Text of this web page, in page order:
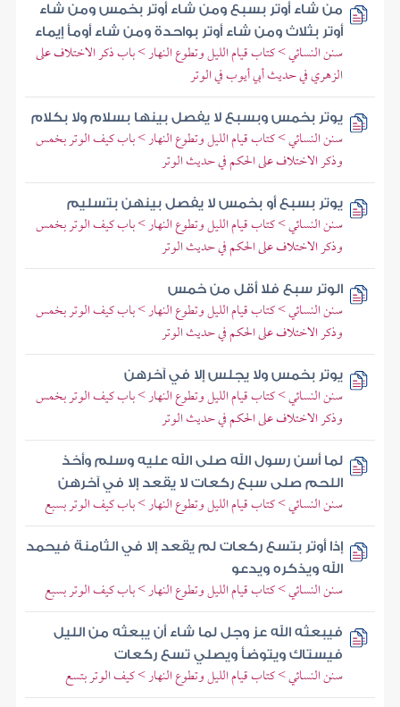
من شاء أوتر بسبع ومن شاء أوتر بخمس ومن شاء
أوتر بثلاث ومن شاء أوتر بواحدة ومن شاء أومأ إيماء
سنن النسائي > كتاب قيام الليل وتطوع النهار > باب ذكر الاختلاف على
الزهري في حديث أبي أيوب في الوتر
يوتر بخمس وبسبع لا يفصل بينها بسلام ولا بكلام
سنن النسائي > كتاب قيام الليل وتطوع النهار > باب كيف الوتر بخمس
وذكر الاختلاف على الحكم في حديث الوتر
يوتر بسبع أو بخمس لا يفصل بينهن بتسليم
سنن النسائي > كتاب قيام الليل وتطوع النهار > باب كيف الوتر بخمس
وذكر الاختلاف على الحكم في حديث الوتر
الوتر سبع فلا أقل من خمس
سنن النسائي > كتاب قيام الليل وتطوع النهار > باب كيف الوتر بخمس
وذكر الاختلاف على الحكم في حديث الوتر
يوتر بخمس ولا يجلس إلا في آخرهن
سنن النسائي > كتاب قيام الليل وتطوع النهار > باب كيف الوتر بخمس
وذكر الاختلاف على الحكم في حديث الوتر
لما أسن رسول الله صلى الله عليه وسلم وأخذ
اللحم صلى سبع ركعات لا يقعد إلا في آخرهن
سنن النسائي > كتاب قيام الليل وتطوع النهار > باب كيف الوتر بسبع
إذا أوتر بتسع ركعات لم يقعد إلا في الثامنة فيحمد
الله ويذكره ويدعو
سنن النسائي > كتاب قيام الليل وتطوع النهار > باب كيف الوتر بسبع
فيبعثه الله عز وجل لما شاء أن يبعثه من الليل
فيستاك ويتوضأ ويصلي تسع ركعات
سنن النسائي > كتاب قيام الليل وتطوع النهار > كيف الوتر بتسع